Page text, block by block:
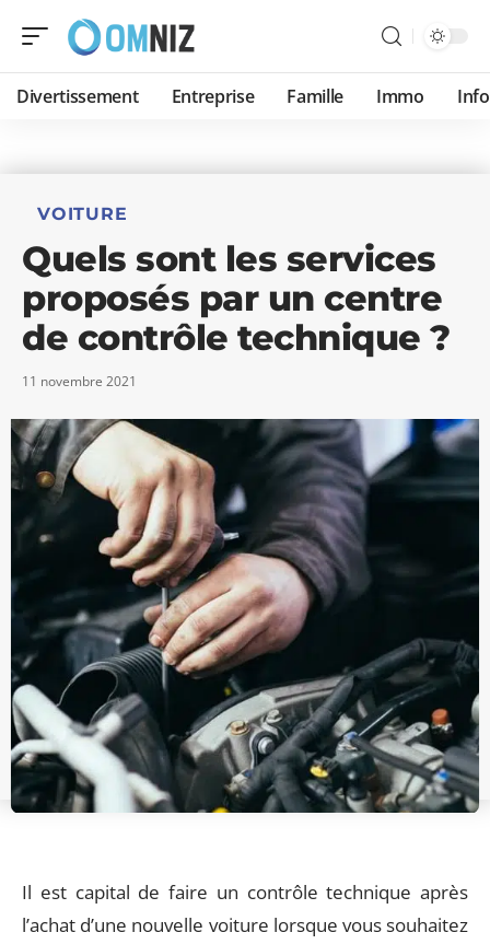
Divertissement Entreprise Famille Immo
VOITURE
Quels sont les services
proposés par un centre
de contrôle technique ?
11 novembre 2021
Il est capital de faire un contrôle technique après
l’achat d’une nouvelle voiture lorsque vous souhaitez